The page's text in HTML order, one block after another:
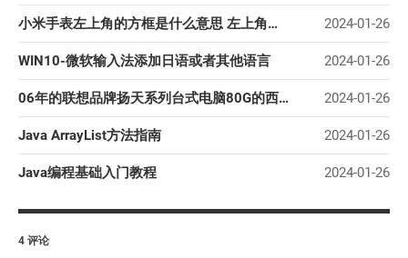
小米手表左上角的方框是什么意思 左上角方框代表什么？ 2024-01-26
WIN10-微软输入法添加日语或者其他语言 2024-01-26
06年的联想品牌扬天系列台式电脑80G的西数并口台式机硬盘坏了,能买160G的或者更大容量的并口硬盘替换吗 2024-01-26
Java ArrayList方法指南 2024-01-26
Java编程基础入门教程 2024-01-26
4 评论